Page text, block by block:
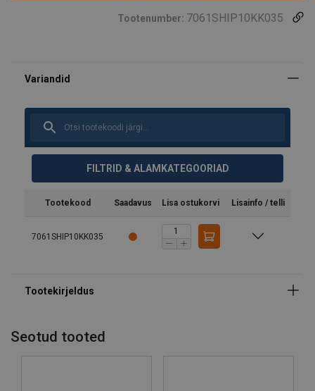
Tootenumber: 7061SHIP10KK035
FILTRID & ALAMKATEGOORIAD
Tootekood Saadavus Lisa ostukorvi Lisainfo / telli
7061SHIP10KK035
Seotud tooted